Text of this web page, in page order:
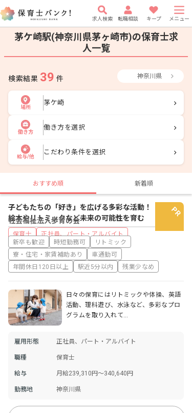
求人検索 転職相談 キープ メニュー
茅ケ崎駅(神奈川県茅ヶ崎市)の保育士求
人一覧
検索結果 39 件 神奈川県
場所
茅ケ崎
働き方
働き方を選択
給与/他
こだわり条件を選択
おすすめ順 新着順
社会福祉法人歩育の会
保育士 正社員、パート・アルバイト
子どもたちの「好き」を広げる多彩な活動！
絵本やリトミックなど未来の可能性を育む
新卒も歓迎 時短勤務可
リトミック
寮・住宅・家賃補助あり
車通勤可
年間休日120日以上
駅近5分以内 残業少なめ
日々の保育にはリトミックや体操、英語
活動、理科遊び、水泳など、多彩なプロ
グラムを取り入れて…
雇用形態 正社員、パート・アルバイト
職種 保育士
給与 月給239,310円～340,640円
勤務地 神奈川県